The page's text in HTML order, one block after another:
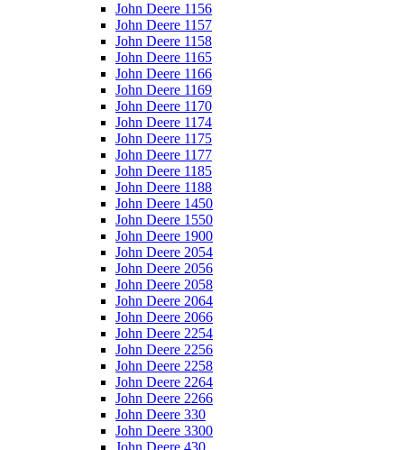
John Deere 1156
John Deere 1157
John Deere 1158
John Deere 1165
John Deere 1166
John Deere 1169
John Deere 1170
John Deere 1174
John Deere 1175
John Deere 1177
John Deere 1185
John Deere 1188
John Deere 1450
John Deere 1550
John Deere 1900
John Deere 2054
John Deere 2056
John Deere 2058
John Deere 2064
John Deere 2066
John Deere 2254
John Deere 2256
John Deere 2258
John Deere 2264
John Deere 2266
John Deere 330
John Deere 3300
John Deere 430